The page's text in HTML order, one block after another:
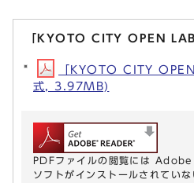
「KYOTO CITY OPEN
「KYOTO CITY
式, 3.97MB)
PDFファイルの閲覧には
ソフトがインストールされていな